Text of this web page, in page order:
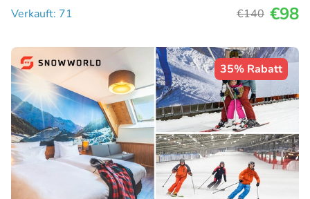
Verkauft: 71
€140 €98
35% Rabatt